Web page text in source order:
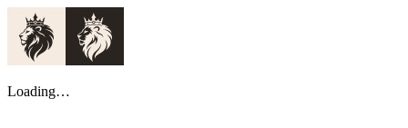
Loading…